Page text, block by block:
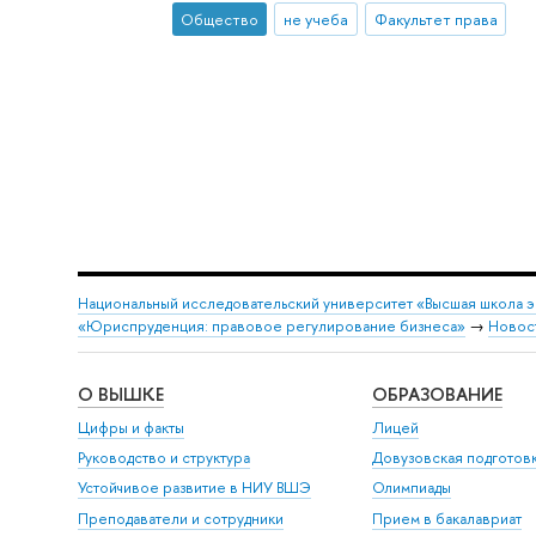
Общество не учеба Факультет права
Национальный исследовательский университет «Высшая школа
«Юриспруденция: правовое регулирование бизнеса» →
О ВЫШКЕ
Цифры и факты
Руководство и структура
Устойчивое развитие в НИУ ВШЭ
Преподаватели и сотрудники
ОБРАЗОВАНИЕ
Лицей
Довузовская
Олимпиады
Прием в бакалавриат